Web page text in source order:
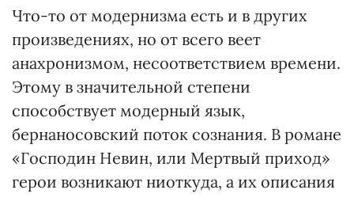
Что-то от модернизма есть и в других
произведениях, но от всего веет
анахронизмом, несоответствием времени.
Этому в значительной степени
способствует модерный язык,
бернаносовский поток сознания. В романе
«Господин Невин, или Мертвый приход»
герои возникают ниоткуда, а их описания